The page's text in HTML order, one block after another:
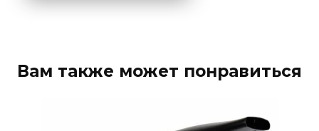
Вам также может понравиться